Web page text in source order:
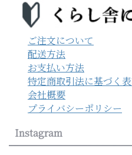
ご注文について
配送方法
お支払い方法
特定商取引法に基づく
会社概要
プライバシーポリシー
Instagram